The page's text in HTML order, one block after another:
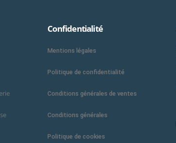
Confidentialité
Mentions légales
Politique de confidentialité
Conditions générales de ventes
Conditions générales
Politique de cookies